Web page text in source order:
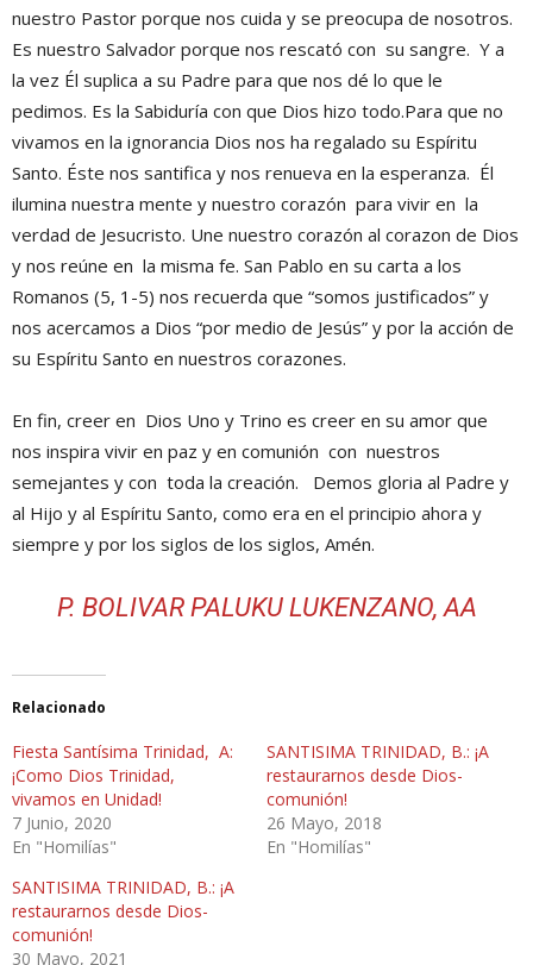
nuestro Pastor porque nos cuida y se preocupa de nosotros.
Es nuestro Salvador porque nos rescató con su sangre. Y a
la vez Él suplica a su Padre para que nos dé lo que le
pedimos. Es la Sabiduría con que Dios hizo todo.Para que no
vivamos en la ignorancia Dios nos ha regalado su Espíritu
Santo. Éste nos santifica y nos renueva en la esperanza. Él
ilumina nuestra mente y nuestro corazón para vivir en la
verdad de Jesucristo. Une nuestro corazón al corazon de Dios
y nos reúne en la misma fe. San Pablo en su carta a los
Romanos (5, 1-5) nos recuerda que “somos justificados” y
nos acercamos a Dios “por medio de Jesús” y por la acción de
su Espíritu Santo en nuestros corazones.
En fin, creer en Dios Uno y Trino es creer en su amor que
nos inspira vivir en paz y en comunión con nuestros
semejantes y con toda la creación. Demos gloria al Padre y
al Hijo y al Espíritu Santo, como era en el principio ahora y
siempre y por los siglos de los siglos, Amén.
P. BOLIVAR PALUKU LUKENZANO, AA
Relacionado
Fiesta Santísima Trinidad, A:
¡Como Dios Trinidad,
vivamos en Unidad!
7 Junio, 2020
En "Homilías"
SANTISIMA TRINIDAD, B.: ¡A
restaurarnos desde Dios-
comunión!
26 Mayo, 2018
En "Homilías"
SANTISIMA TRINIDAD, B.: ¡A
restaurarnos desde Dios-
comunión!
30 Mayo, 2021